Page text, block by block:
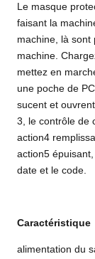
Le masque
faisant la
machine, là sont
machine.
mettez en
une poche de
sucent et
3, le contrôle de
action4
action5
date et le code.
Caractéristique
alimentation du